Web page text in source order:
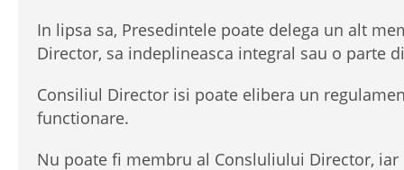
In lipsa sa, Presedintele poate delega un alt
Director, sa indeplineasca integral sau o parte
Consiliul Director isi poate elibera un
functionare.
Nu poate fi membru al Consluliului Director, iar